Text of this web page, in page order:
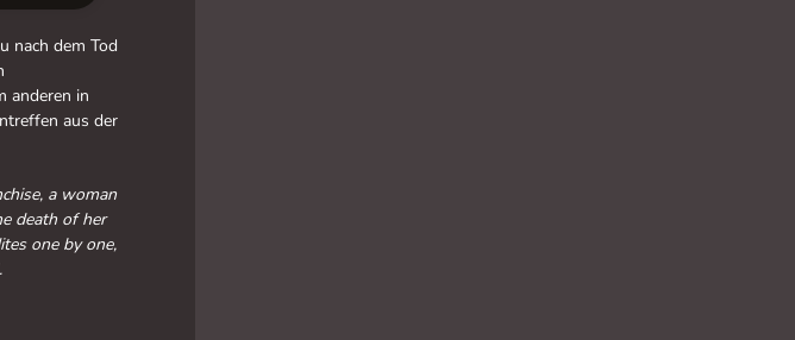
nach dem Tod
anderen in
aus der
a woman
death of her
one by one,